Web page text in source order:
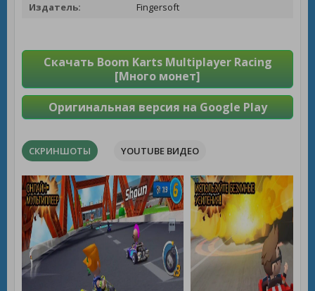
Издатель:
Fingersoft
Скачать Boom Karts Multiplayer Racing
[Много монет]
Оригинальная версия на Google Play
СКРИНШОТЫ YOUTUBE ВИДЕО